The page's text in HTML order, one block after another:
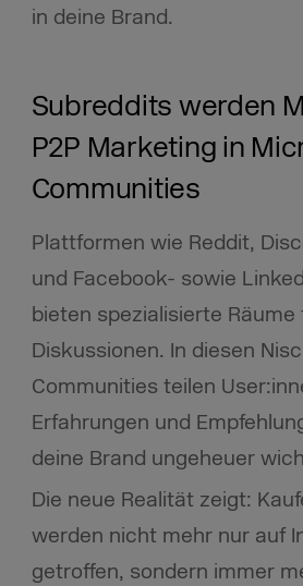
in deine Brand.
Subreddits werden
P2P Marketing in
Communities
Plattformen wie Reddit,
und Facebook- sowie
bieten spezialisierte
Diskussionen. In diesen
Communities teilen
Erfahrungen und
deine Brand ungeheuer
Die neue Realität zeigt:
werden nicht mehr nur auf
getroffen, sondern immer